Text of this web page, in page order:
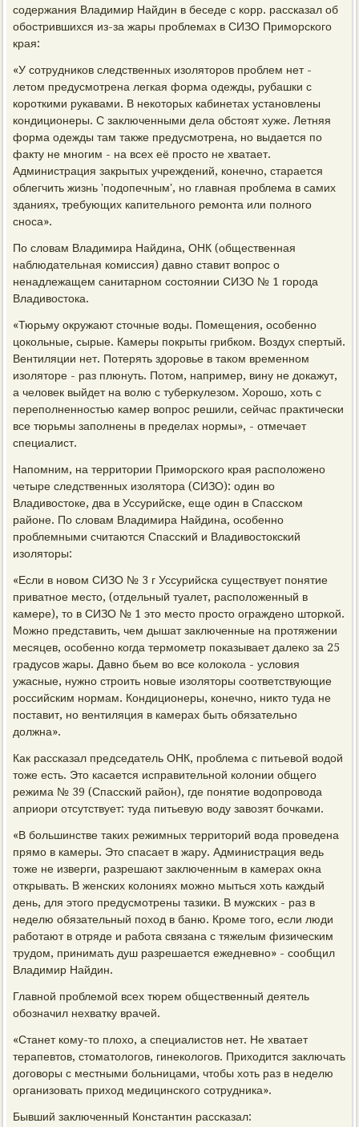
содержания Владимир Найдин в беседе с корр. рассказал об
обострившихся из-за жары проблемах в СИЗО Приморского
края:
«У сотрудников следственных изоляторов проблем нет -
летом предусмотрена легкая форма одежды, рубашки с
короткими рукавами. В некоторых кабинетах установлены
кондиционеры. С заключенными дела обстоят хуже. Летняя
форма одежды там также предусмотрена, но выдается по
факту не многим - на всех её просто не хватает.
Администрация закрытых учреждений, конечно, старается
облегчить жизнь 'подопечным', но главная проблема в самих
зданиях, требующих капительного ремонта или полного
сноса».
По словам Владимира Найдина, ОНК (общественная
наблюдательная комиссия) давно ставит вопрос о
ненадлежащем санитарном состоянии СИЗО № 1 города
Владивостока.
«Тюрьму окружают сточные воды. Помещения, особенно
цокольные, сырые. Камеры покрыты грибком. Воздух спертый.
Вентиляции нет. Потерять здоровье в таком временном
изоляторе - раз плюнуть. Потом, например, вину не докажут,
а человек выйдет на волю с туберкулезом. Хорошо, хоть с
переполненностью камер вопрос решили, сейчас практически
все тюрьмы заполнены в пределах нормы», - отмечает
специалист.
Напомним, на территории Приморского края расположено
четыре следственных изолятора (СИЗО): один во
Владивостоке, два в Уссурийске, еще один в Спасском
районе. По словам Владимира Найдина, особенно
проблемными считаются Спасский и Владивостокский
изоляторы:
«Если в новом СИЗО № 3 г Уссурийска существует понятие
приватное место, (отдельный туалет, расположенный в
камере), то в СИЗО № 1 это место просто ограждено шторкой.
Можно представить, чем дышат заключенные на протяжении
месяцев, особенно когда термометр показывает далеко за 25
градусов жары. Давно бьем во все колокола - условия
ужасные, нужно строить новые изоляторы соответствующие
российским нормам. Кондиционеры, конечно, никто туда не
поставит, но вентиляция в камерах быть обязательно
должна».
Как рассказал председатель ОНК, проблема с питьевой водой
тоже есть. Это касается исправительной колонии общего
режима № 39 (Спасский район), где понятие водопровода
априори отсутствует: туда питьевую воду завозят бочками.
«В большинстве таких режимных территорий вода проведена
прямо в камеры. Это спасает в жару. Администрация ведь
тоже не изверги, разрешают заключенным в камерах окна
открывать. В женских колониях можно мыться хоть каждый
день, для этого предусмотрены тазики. В мужских - раз в
неделю обязательный поход в баню. Кроме того, если люди
работают в отряде и работа связана с тяжелым физическим
трудом, принимать душ разрешается ежедневно» - сообщил
Владимир Найдин.
Главной проблемой всех тюрем общественный деятель
обозначил нехватку врачей.
«Станет кому-то плохо, а специалистов нет. Не хватает
терапевтов, стоматологов, гинекологов. Приходится заключать
договоры с местными больницами, чтобы хоть раз в неделю
организовать приход медицинского сотрудника».
Бывший заключенный Константин рассказал: